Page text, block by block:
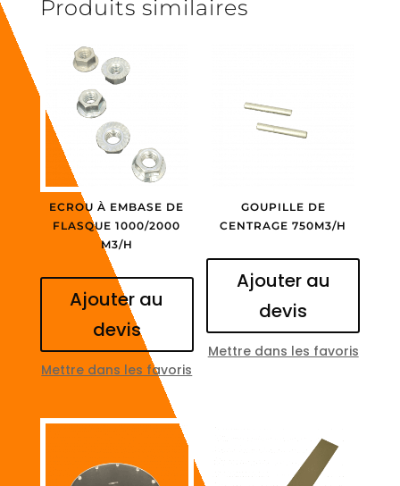
Produits similaires
ECROU À EMBASE DE
FLASQUE 1000/2000
M3/H
Ajouter au
devis
Mettre dans les favoris
GOUPILLE DE
CENTRAGE 750M3/H
Ajouter au
devis
Mettre dans les favoris